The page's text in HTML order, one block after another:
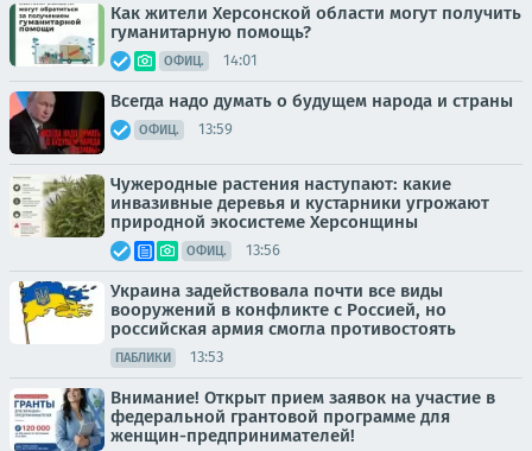
Как жители Херсонской области могут получить
гуманитарную помощь?
ОФИЦ. 14:01
Всегда надо думать о будущем народа и страны
ОФИЦ. 13:59
Чужеродные растения наступают: какие
инвазивные деревья и кустарники угрожают
природной экосистеме Херсонщины
ОФИЦ. 13:56
Украина задействовала почти все виды
вооружений в конфликте с Россией, но
российская армия смогла противостоять
ПАБЛИКИ 13:53
Внимание! Открыт прием заявок на участие в
федеральной грантовой программе для
женщин-предпринимателей!